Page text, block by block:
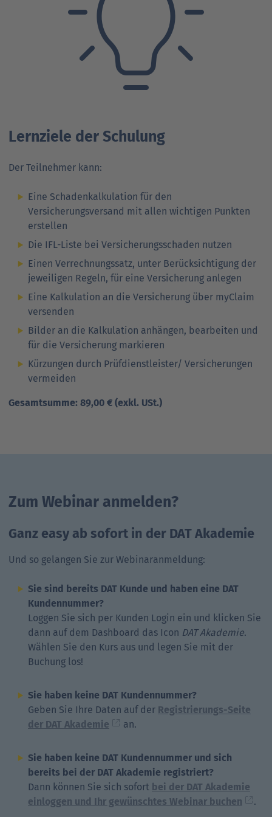
Ansprechpartner
Nachrichten
Lernziele der Schulung
Der Teilnehmer kann:
Eine Schadenkalkulation für den
Versicherungsversand mit allen wichtigen Punkten
erstellen
Die IFL-Liste bei Versicherungsschaden nutzen
Einen Verrechnungssatz, unter Berücksichtigung der
jeweiligen Regeln, für eine Versicherung anlegen
Eine Kalkulation an die Versicherung über myClaim
versenden
Bilder an die Kalkulation anhängen, bearbeiten und
für die Versicherung markieren
Kürzungen durch Prüfdienstleister/ Versicherungen
vermeiden
Gesamtsumme: 89,00 € (exkl. USt.)
Zum Webinar anmelden?
Ganz easy ab sofort in der DAT Akademie
Und so gelangen Sie zur Webinaranmeldung:
Sie sind bereits DAT Kunde und haben eine DAT
Kundennummer?
Loggen Sie sich per Kunden Login ein und klicken Sie
dann auf dem Dashboard das Icon DAT Akademie.
Wählen Sie den Kurs aus und legen Sie mit der
Buchung los!
Sie haben keine DAT Kundennummer?
Geben Sie Ihre Daten auf der Registrierungs-Seite
der DAT Akademie
an.
Sie haben keine DAT Kundennummer und sich
bereits bei der DAT Akademie registriert?
Dann können Sie sich sofort bei der DAT Akademie
einloggen und Ihr gewünschtes Webinar buchen
.